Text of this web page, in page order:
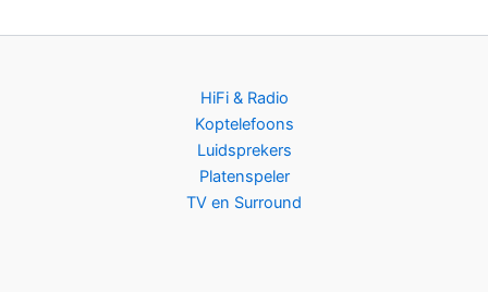
HiFi & Radio
Koptelefoons
Luidsprekers
Platenspeler
TV en Surround